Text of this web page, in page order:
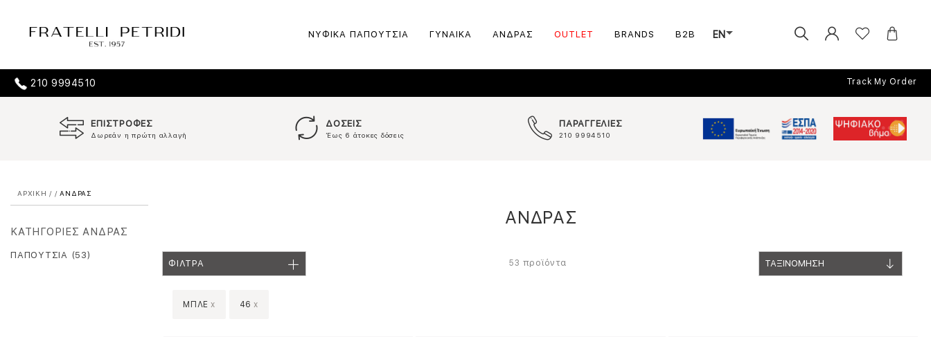
ΝΥΦΙΚΑ ΠΑΠΟΥΤΣΙΑ ΓΥΝΑΙΚΑ ΑΝΔΡΑΣ OUTLET BRANDS B2B EN
210 9994510 Track My Order
ΕΠΙΣΤΡΟΦΕΣ
Δωρεάν η πρώτη αλλαγή
ΔΟΣΕΙΣ
Έως 6 άτοκες δόσεις
ΠΑΡΑΓΓΕΛΙΕΣ
210 9994510
ΑΡΧΙΚΗ / /ΑΝΔΡΑΣ
ΚΑΤΗΓΟΡΙΕΣ ΑΝΔΡΑΣ
ΠΑΠΟΥΤΣΙΑ (53)
ΑΝΔΡΑΣ
ΦΙΛΤΡΑ 53 προϊόντα ΤΑΞΙΝΟΜΗΣΗ
ΜΠΛΕ x 46 x